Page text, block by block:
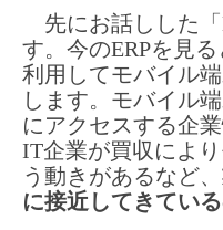
先にお話しした「
す。今のERPを見
利用してモバイル
します。モバイル
にアクセスする企
IT企業が買収によ
う動きがあるなど、
に接近してきている